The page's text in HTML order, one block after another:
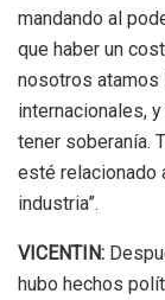
mandando al
que haber un
nosotros
internacionales,
tener soberanía.
esté relacionado
industria”.
VICENTIN:
hubo hechos